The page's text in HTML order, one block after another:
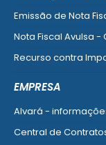
Emissão de Nota
Nota Fiscal Avulsa
Recurso contra
EMPRESA
Alvará -
Central de